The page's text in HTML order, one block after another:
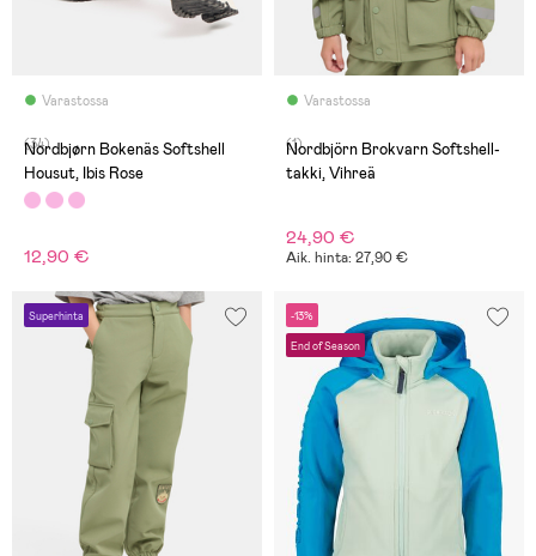
Varastossa
(34)
Nordbjørn Bokenäs Softshell
Housut, Ibis Rose
12,90 €
Varastossa
(1)
Nordbjörn Brokvarn Softshell-
takki, Vihreä
24,90 €
Aik. hinta: 27,90 €
Superhinta -13%
End of Season